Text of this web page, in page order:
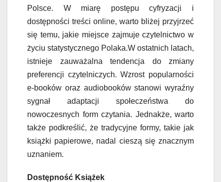
Polsce. W miarę postępu cyfryzacji i
dostępności treści online, warto bliżej przyjrzeć
się temu, jakie miejsce zajmuje czytelnictwo w
życiu statystycznego Polaka.W ostatnich latach,
istnieje zauważalna tendencja do zmiany
preferencji czytelniczych. Wzrost popularności
e-booków oraz audiobooków stanowi wyraźny
sygnał adaptacji społeczeństwa do
nowoczesnych form czytania. Jednakże, warto
także podkreślić, że tradycyjne formy, takie jak
książki papierowe, nadal cieszą się znacznym
uznaniem.
Dostępność Książek